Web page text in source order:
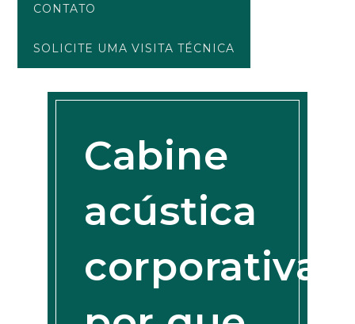
CONTATO
SOLICITE UMA VISITA TÉCNICA
Cabine
acústica
corporativa: